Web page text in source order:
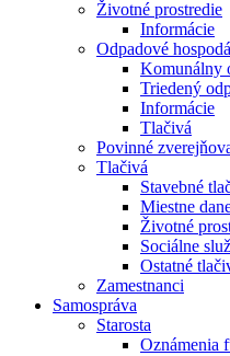
Životné prostredie
Informácie
Odpadové
Komunálny
Triedený
Informácie
Tlačivá
Povinné
Tlačivá
Stavebné
Miestne
Životné
Sociálne
Ostatné
Zamestnanci
Samospráva
Starosta
Oznámenia